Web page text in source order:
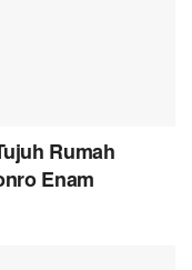
Rumah
Enam